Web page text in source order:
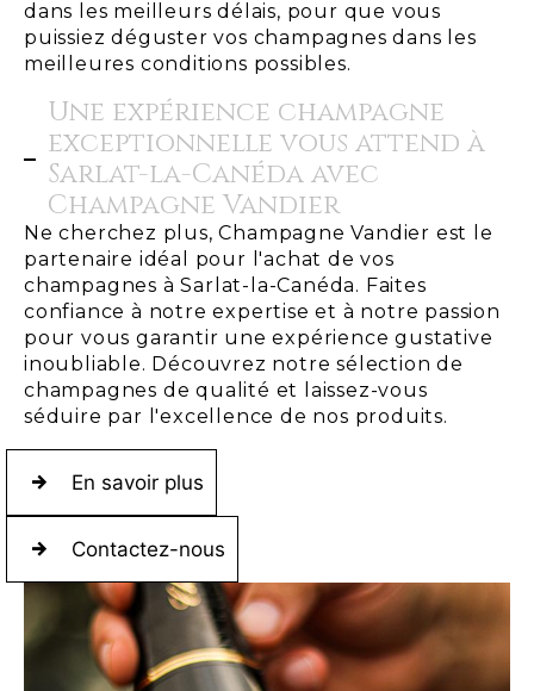
dans les meilleurs délais, pour que vous
puissiez déguster vos champagnes dans les
meilleures conditions possibles.
Une expérience champagne
exceptionnelle vous attend à
Sarlat-la-Canéda avec
Champagne Vandier
Ne cherchez plus, Champagne Vandier est le
partenaire idéal pour l'achat de vos
champagnes à Sarlat-la-Canéda. Faites
confiance à notre expertise et à notre passion
pour vous garantir une expérience gustative
inoubliable. Découvrez notre sélection de
champagnes de qualité et laissez-vous
séduire par l'excellence de nos produits.
En savoir plus
Contactez-nous